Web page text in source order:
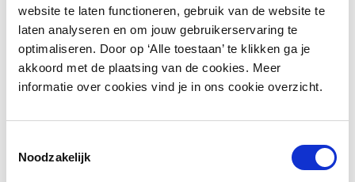
website te laten functioneren, gebruik van de website te
laten analyseren en om jouw gebruikerservaring te
optimaliseren. Door op ‘Alle toestaan’ te klikken ga je
akkoord met de plaatsing van de cookies. Meer
informatie over cookies vind je in ons cookie overzicht.
Noodzakelijk
Produkt ansehen